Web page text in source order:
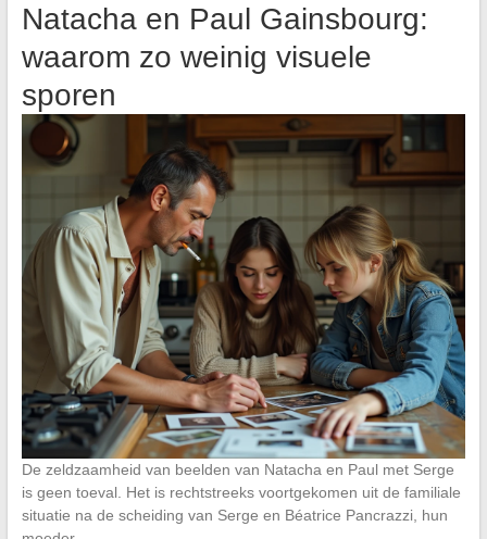
Natacha en Paul Gainsbourg:
waarom zo weinig visuele
sporen
De zeldzaamheid van beelden van Natacha en Paul met Serge
is geen toeval. Het is rechtstreeks voortgekomen uit de familiale
situatie na de scheiding van Serge en Béatrice Pancrazzi, hun